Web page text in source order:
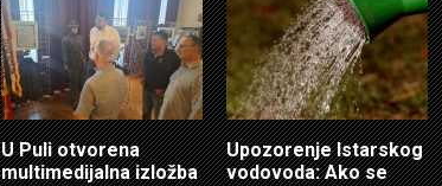
U Puli otvorena
multimedijalna izložba
Upozorenje Istarskog
vodovoda: Ako se